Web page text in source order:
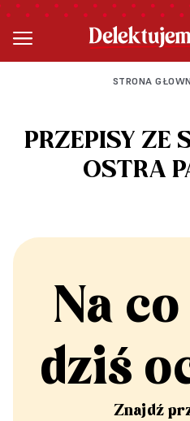
STRONA
PRZEPISY ZE
OSTRA
Na
dziś
Znajdź